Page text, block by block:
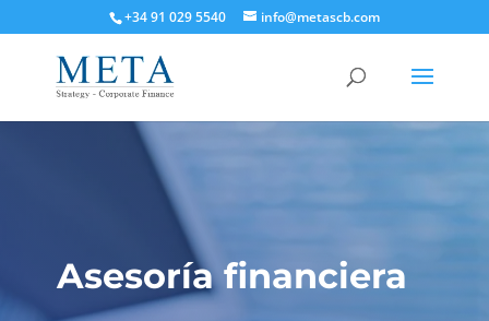
+34 91 029 5540 info@metascb.com
Asesoría financiera